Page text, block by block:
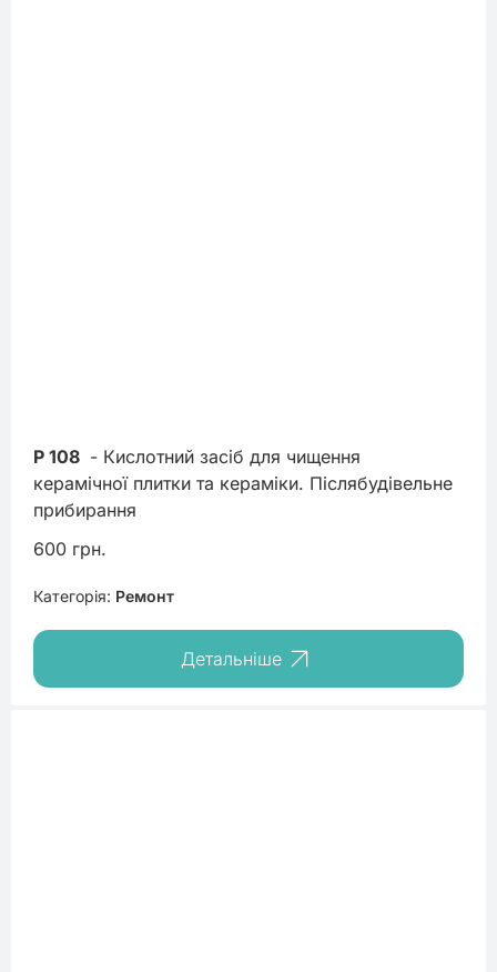
P 108 - Кислотний засіб для чищення
керамічної плитки та кераміки. Післябудівельне
прибирання
600 грн.
Категорія: Ремонт
Детальніше